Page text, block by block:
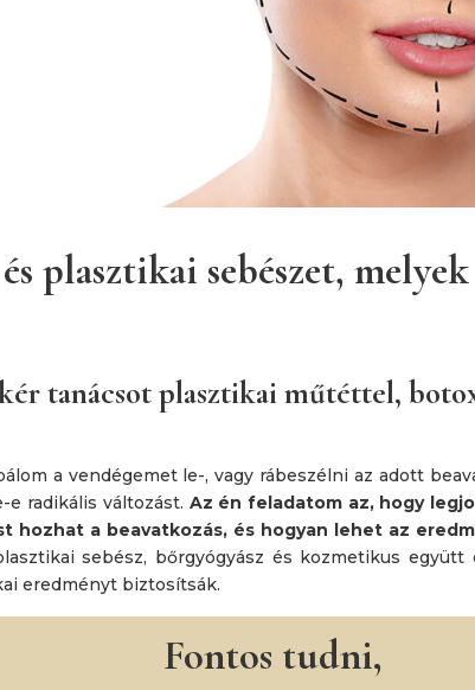
plasztikai sebészet,
tanácsot plasztikai műtéttel,
a vendégemet le-, vagy rábeszélni az adott
radikális változást. Az én feladatom az, hogy
hozhat a beavatkozás, és hogyan lehet az
sebész, bőrgyógyász és kozmetikus együtt
eredményt biztosítsák.
Fontos tudni,